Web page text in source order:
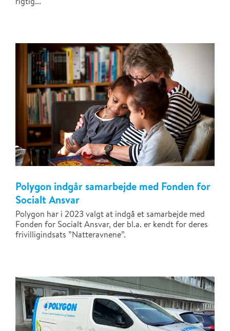
Polygon indgår samarbejde med Fonden for
Socialt Ansvar
Polygon har i 2023 valgt at indgå et samarbejde med
Fonden for Socialt Ansvar, der bl.a. er kendt for deres
frivilligindsats ”Natteravnene”.